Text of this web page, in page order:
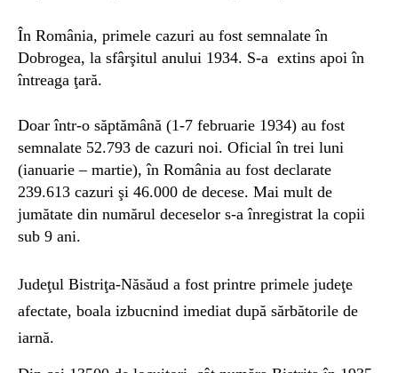
În România, primele cazuri au fost semnalate în
Dobrogea, la sfârşitul anului 1934. S-a extins apoi în
întreaga ţară.
Doar într-o săptămână (1-7 februarie 1934) au fost
semnalate 52.793 de cazuri noi. Oficial în trei luni
(ianuarie – martie), în România au fost declarate
239.613 cazuri şi 46.000 de decese. Mai mult de
jumătate din numărul deceselor s-a înregistrat la copii
sub 9 ani.
Judeţul Bistriţa-Năsăud a fost printre primele judeţe
afectate, boala izbucnind imediat după sărbătorile de
iarnă.